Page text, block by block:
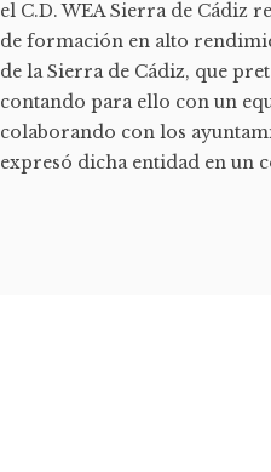
el C.D. WEA Sierra de Cádiz
de formación en alto
de la Sierra de Cádiz, que
contando para ello con un
colaborando con los
expresó dicha entidad en un